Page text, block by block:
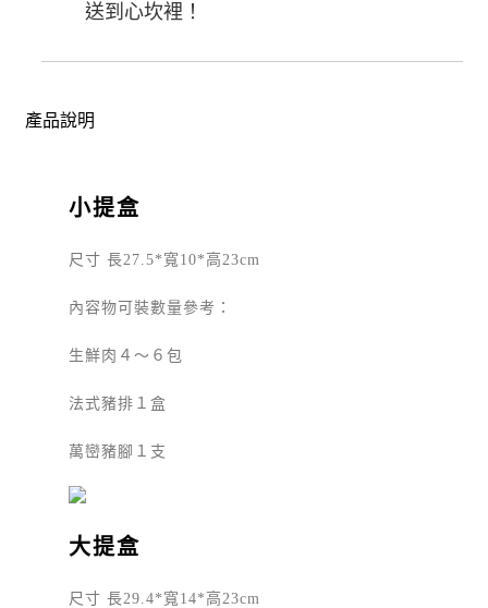
送到心坎裡！
產品說明
小提盒
尺寸 長27.5*寬10*高23cm
內容物可裝數量參考：
生鮮肉４～６包
法式豬排１盒
萬巒豬腳１支
大提盒
尺寸 長29.4*寬14*高23cm